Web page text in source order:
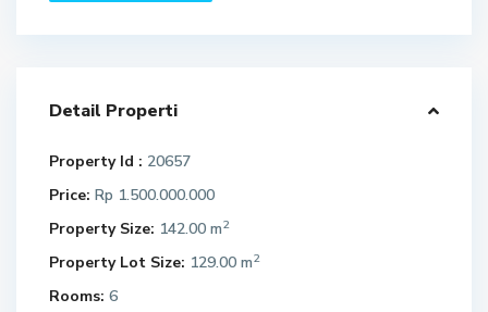
Detail Properti
Property Id : 20657
Price: Rp 1.500.000.000
Property Size: 142.00 m2
Property Lot Size: 129.00 m2
Rooms: 6